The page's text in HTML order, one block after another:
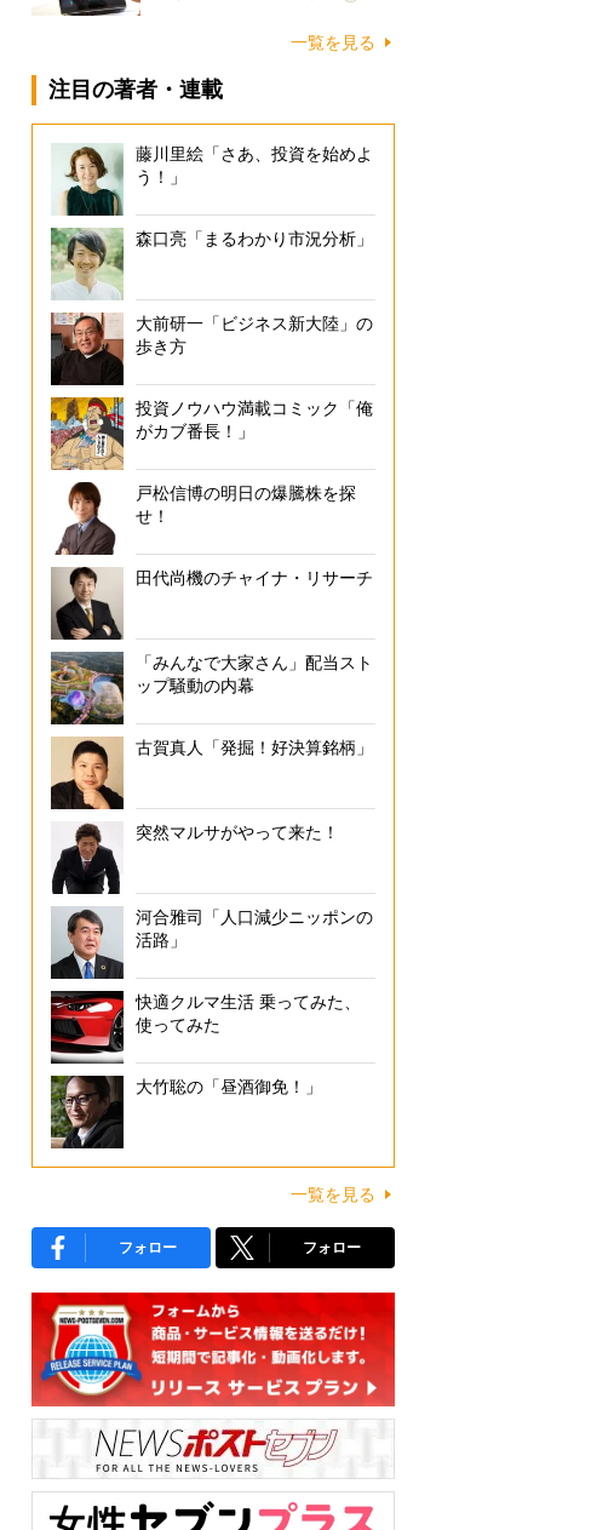
一覧を見る
注目の著者・連載
藤川里絵「さあ、投資を始めよ
う！」
森口亮「まるわかり市況分析」
大前研一「ビジネス新大陸」の
歩き方
投資ノウハウ満載コミック「俺
がカブ番長！」
戸松信博の明日の爆騰株を探
せ！
田代尚機のチャイナ・リサーチ
「みんなで大家さん」配当スト
ップ騒動の内幕
古賀真人「発掘！好決算銘柄」
突然マルサがやって来た！
河合雅司「人口減少ニッポンの
活路」
快適クルマ生活 乗ってみた、
使ってみた
大竹聡の「昼酒御免！」
一覧を見る
フォロー フォロー